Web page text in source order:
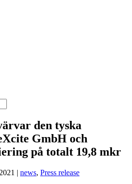
den tyska
GmbH och
på totalt 19,8 mkr
| news, Press release